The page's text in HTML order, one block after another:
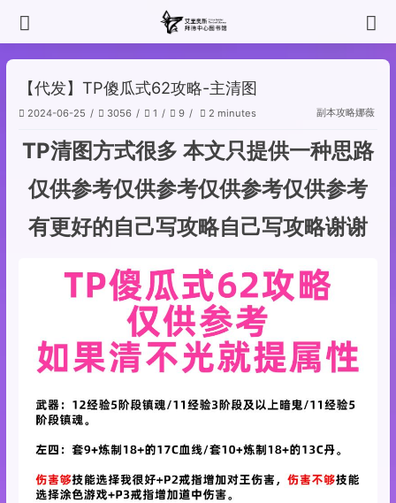
【代发】TP傻瓜式62攻略-主清图
2024-06-25 3056 1 9 2 minutes 副本攻略娜薇
TP清图方式很多 本文只提供一种思路
仅供参考仅供参考仅供参考仅供参考
有更好的自己写攻略自己写攻略谢谢